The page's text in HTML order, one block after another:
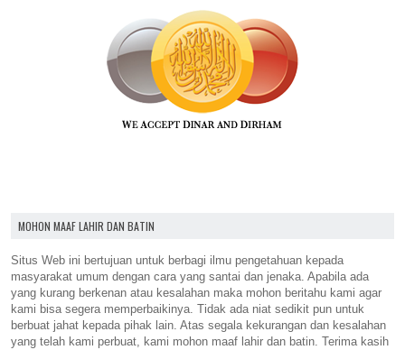
MOHON MAAF LAHIR DAN BATIN
Situs Web ini bertujuan untuk berbagi ilmu pengetahuan kepada
masyarakat umum dengan cara yang santai dan jenaka. Apabila ada
yang kurang berkenan atau kesalahan maka mohon beritahu kami agar
kami bisa segera memperbaikinya. Tidak ada niat sedikit pun untuk
berbuat jahat kepada pihak lain. Atas segala kekurangan dan kesalahan
yang telah kami perbuat, kami mohon maaf lahir dan batin. Terima kasih